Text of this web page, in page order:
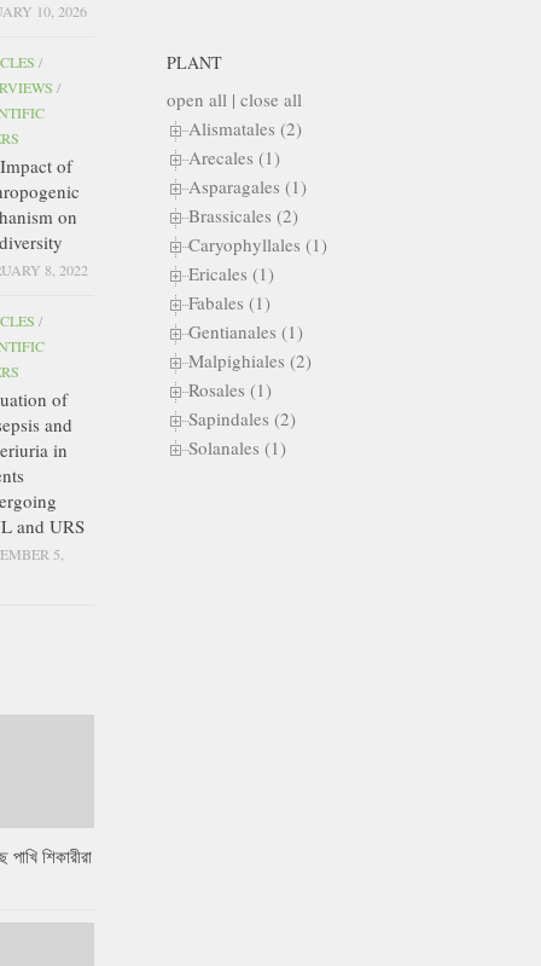
PLANT
open all | close all
Alismatales (2)
Arecales (1)
Asparagales (1)
Brassicales (2)
Caryophyllales (1)
Ericales (1)
Fabales (1)
Gentianales (1)
Malpighiales (2)
Rosales (1)
Sapindales (2)
Solanales (1)
10, 2026
/
/
of
on
8, 2022
/
of
and
in
and URS
5,
শিকারীরা